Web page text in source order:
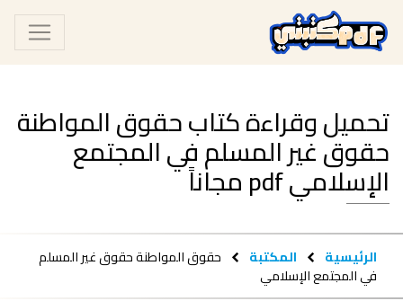
تحميل وقراءة كتاب حقوق المواطنة
حقوق غير المسلم في المجتمع
الإسلامي pdf مجاناً
الرئيسية المكتبة حقوق المواطنة حقوق غير المسلم
في المجتمع الإسلامي